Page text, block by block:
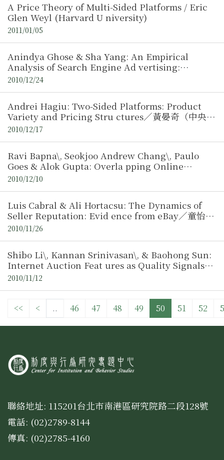
A Price Theory of Multi-Sided Platforms / Eric
Glen Weyl (Harvard U niversity)
2011/01/05
Anindya Ghose & Sha Yang: An Empirical
Analysis of Search Engine Ad vertising:
Sponsored Search in Electronic Markets／李秋
2010/12/24
Andrei Hagiu: Two-Sided Platforms: Product
Variety and Pricing Stru ctures／黃晏奇（中央大
學經濟系博士候選人）
2010/12/17
Ravi Bapna\, Seokjoo Andrew Chang\, Paulo
Goes & Alok Gupta: Overla pping Online
Auctions: Empirical Characterization of Bidder
2010/12/10
Luis Cabral & Ali Hortacsu: The Dynamics of
Seller Reputation: Evid ence from eBay／童怡璇
（中央大學產業經濟研究所博士候選人）
2010/11/26
Shibo Li\, Kannan Srinivasan\, & Baohong Sun:
Internet Auction Feat ures as Quality Signals／
游雅婷（中央大學產業經濟研究所博士候選人）
2010/11/12
<< < .. 46 47 48 49 50 51 52
聯絡地址: 115201台北市南港區研究院路二段128號
電話: (02)2789-8144
傳真: (02)2785-4160